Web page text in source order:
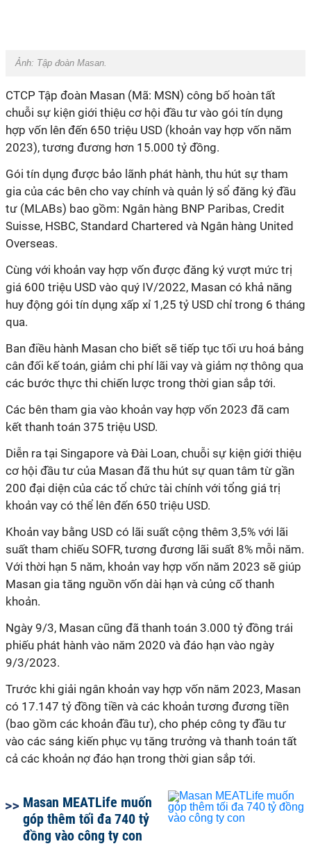
Ảnh: Tập đoàn Masan.
CTCP Tập đoàn Masan (Mã: MSN) công bố hoàn tất
chuỗi sự kiện giới thiệu cơ hội đầu tư vào gói tín dụng
hợp vốn lên đến 650 triệu USD (khoản vay hợp vốn năm
2023), tương đương hơn 15.000 tỷ đồng.
Gói tín dụng được bảo lãnh phát hành, thu hút sự tham
gia của các bên cho vay chính và quản lý sổ đăng ký đầu
tư (MLABs) bao gồm: Ngân hàng BNP Paribas, Credit
Suisse, HSBC, Standard Chartered và Ngân hàng United
Overseas.
Cùng với khoản vay hợp vốn được đăng ký vượt mức trị
giá 600 triệu USD vào quý IV/2022, Masan có khả năng
huy động gói tín dụng xấp xỉ 1,25 tỷ USD chỉ trong 6 tháng
qua.
Ban điều hành Masan cho biết sẽ tiếp tục tối ưu hoá bảng
cân đối kế toán, giảm chi phí lãi vay và giảm nợ thông qua
các bước thực thi chiến lược trong thời gian sắp tới.
Các bên tham gia vào khoản vay hợp vốn 2023 đã cam
kết thanh toán 375 triệu USD.
Diễn ra tại Singapore và Đài Loan, chuỗi sự kiện giới thiệu
cơ hội đầu tư của Masan đã thu hút sự quan tâm từ gần
200 đại diện của các tổ chức tài chính với tổng giá trị
khoản vay có thể lên đến 650 triệu USD.
Khoản vay bằng USD có lãi suất cộng thêm 3,5% với lãi
suất tham chiếu SOFR, tương đương lãi suất 8% mỗi năm.
Với thời hạn 5 năm, khoản vay hợp vốn năm 2023 sẽ giúp
Masan gia tăng nguồn vốn dài hạn và củng cố thanh
khoản.
Ngày 9/3, Masan cũng đã thanh toán 3.000 tỷ đồng trái
phiếu phát hành vào năm 2020 và đáo hạn vào ngày
9/3/2023.
Trước khi giải ngân khoản vay hợp vốn năm 2023, Masan
có 17.147 tỷ đồng tiền và các khoản tương đương tiền
(bao gồm các khoản đầu tư), cho phép công ty đầu tư
vào các sáng kiến phục vụ tăng trưởng và thanh toán tất
cả các khoản nợ đáo hạn trong thời gian sắp tới.
Masan MEATLife muốn
góp thêm tối đa 740 tỷ
đồng vào công ty con